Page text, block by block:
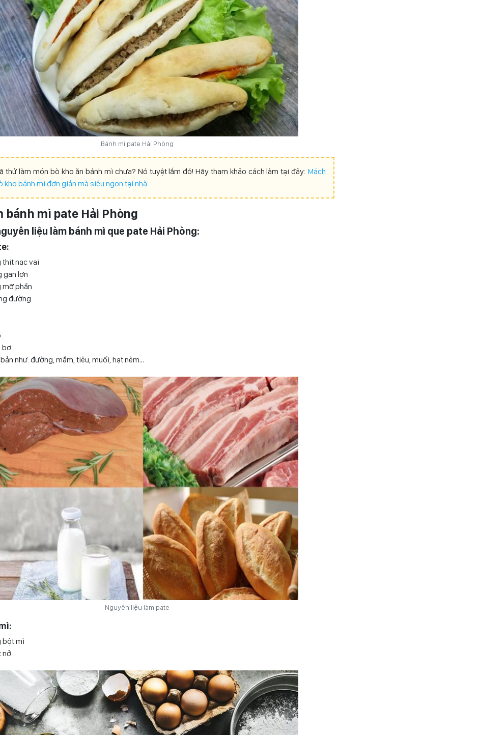
Bánh mì pate Hải Phòng
thử làm món bò kho ăn bánh mì chưa? Nó tuyệt lắm đó! Hãy tham khảo cách làm tại đây: Mách
kho bánh mì đơn giản mà siêu ngon tại nhà
bánh mì pate Hải Phòng
liệu làm bánh mì que pate Hải Phòng:
thịt nạc vai
gan lợn
mỡ phần
đường
bơ
như: đường, mắm, tiêu, muối, hạt nêm…
Nguyên liệu làm pate
bột mì
nở